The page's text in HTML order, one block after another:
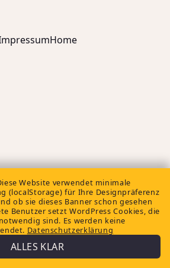
Home
Website verwendet minimale
(localStorage) für Ihre Designpräferenz
ob sie dieses Banner schon gesehen
Benutzer setzt WordPress Cookies, die
sind. Es werden keine
Datenschutzerklärung
ALLES KLAR